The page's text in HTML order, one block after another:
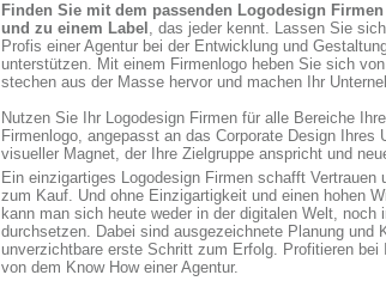
Finden Sie mit dem passenden Logodesign
und zu einem Label , das jeder kennt. Lassen Sie
Profis einer Agentur bei der Entwicklung und
unterstützen. Mit einem Firmenlogo heben Sie sich
stechen aus der Masse hervor und machen Ihr
Nutzen Sie Ihr Logodesign Firmen für alle Bereiche
Firmenlogo, angepasst an das Corporate Design Ihres
visueller Magnet, der Ihre Zielgruppe anspricht und
Ein einzigartiges Logodesign Firmen schafft Vertrauen
zum Kauf. Und ohne Einzigartigkeit und einen hohen
kann man sich heute weder in der digitalen Welt, noch
durchsetzen. Dabei sind ausgezeichnete Planung und
unverzichtbare erste Schritt zum Erfolg. Profitieren bei
von dem Know How einer Agentur.